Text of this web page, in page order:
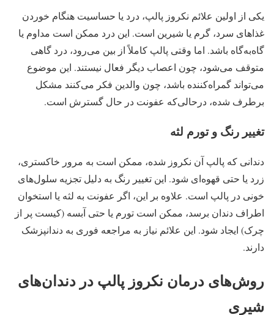
یکی از اولین علائم نکروز پالپ، درد یا حساسیت هنگام خوردن
غذاهای سرد، گرم یا شیرین است. این درد ممکن است مداوم یا
گاه‌به‌گاه باشد. اما وقتی پالپ کاملاً از بین می‌رود، درد گاهی
متوقف می‌شود، چون اعصاب دیگر فعال نیستند. این موضوع
می‌تواند گمراه‌کننده باشد، چون والدین فکر می‌کنند مشکل
برطرف شده، درحالی‌که عفونت در حال گسترش است.
تغییر رنگ و تورم لثه
دندانی که پالپ آن نکروز شده، ممکن است به مرور خاکستری،
زرد یا حتی قهوه‌ای شود. این تغییر رنگ به دلیل تجزیه سلول‌های
خونی در پالپ است. علاوه بر این، اگر عفونت به لثه یا استخوان
اطراف دندان برسد، ممکن است تورم یا حتی آبسه (کیست پر از
چرک) ایجاد شود. این علائم نیاز به مراجعه فوری به دندانپزشک
دارند.
روش‌های درمان نکروز پالپ در دندان‌های
شیری